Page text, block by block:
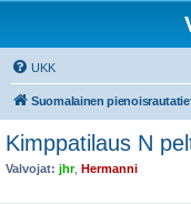
UKK
Suomalainen
Kimppatilaus N
Valvojat: jhr, Hermanni